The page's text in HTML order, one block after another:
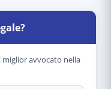
avvocato nella